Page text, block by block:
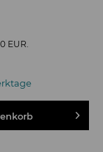
EUR.